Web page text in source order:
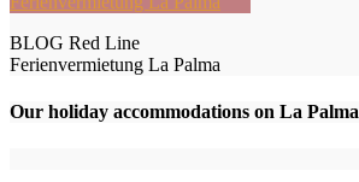
BLOG Red Line
Ferienvermietung La Palma
Our holiday accommodations on La Palma